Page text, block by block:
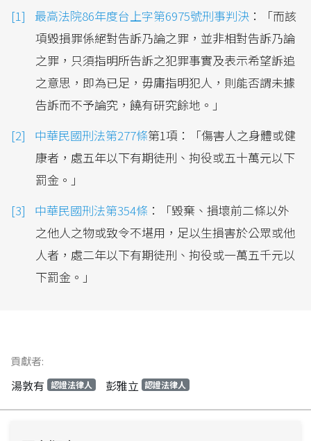
最高法院86年度台上字第6975號刑事判決 ：「而該
項毀損罪係絕對告訴乃論之罪，並非相對告訴乃論
之罪，只須指明所告訴之犯罪事實及表示希望訴追
之意思，即為已足，毋庸指明犯人，則能否謂未據
告訴而不予論究，饒有研究餘地。」
中華民國刑法第277條第1項：「傷害人之身體或健
康者，處五年以下有期徒刑、拘役或五十萬元以下
罰金。」
中華民國刑法第354條 ：「毀棄、損壞前二條以外
之他人之物或致令不堪用，足以生損害於公眾或他
人者，處二年以下有期徒刑、拘役或一萬五千元以
下罰金。」
貢獻者:
湯敦有 認證法律人 彭雅立 認證法律人